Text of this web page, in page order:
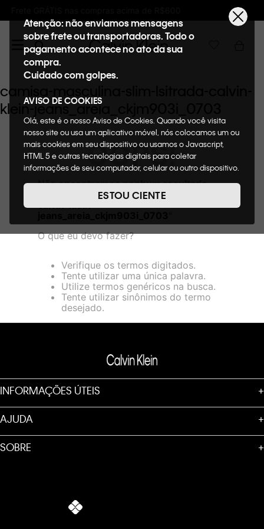
Ganhe 10% de GIFTBACK
Atenção: não enviamos mensagens
sobre frete ou transportadoras. Todo o
pagamento acontece no ato da sua
compra.
Cuidado com golpes.
AVISO DE COOKIES
Olá, este é o nosso Aviso de Cookies. Quando você visita
nosso site ou usa um aplicativo móvel, nós colocamos um ou
mais cookies em seu dispositivo ou usamos o Javascript,
HTML 5 e outras tecnologias digitais para coletar
informações de seu computador, celular ou outro dispositivo.
de cookies, informaremos quais cookies usaremos e quais
suas funções. A forma como processamos os dados
nosso Aviso de Privacidade. Quando você visita nosso site,
consideraremos isso como sua solicitação específica para
entre outros, a capacidade de comprar um item em nossa
loja virtual. Para maiores informações sobre o nosso aviso de
Cookies acesse o link.
ESTOU CIENTE
camisa-masculina-slim-lsitrada-calvin-
klein-jeans_areia_ckjm903i_0703
OOPS!
Não encontramos nenhum resultado
camisa-masculina-slim-lsitrada-
calvin-klein-
O que eu devo fazer?
Verifique os termos digitados.
Tente utilizar uma única palavra.
Utilize termos genéricos na busca.
Tente utilizar sinônimos do termo
desejado.
INFORMAÇÕES ÚTEIS +
AJUDA +
SOBRE +